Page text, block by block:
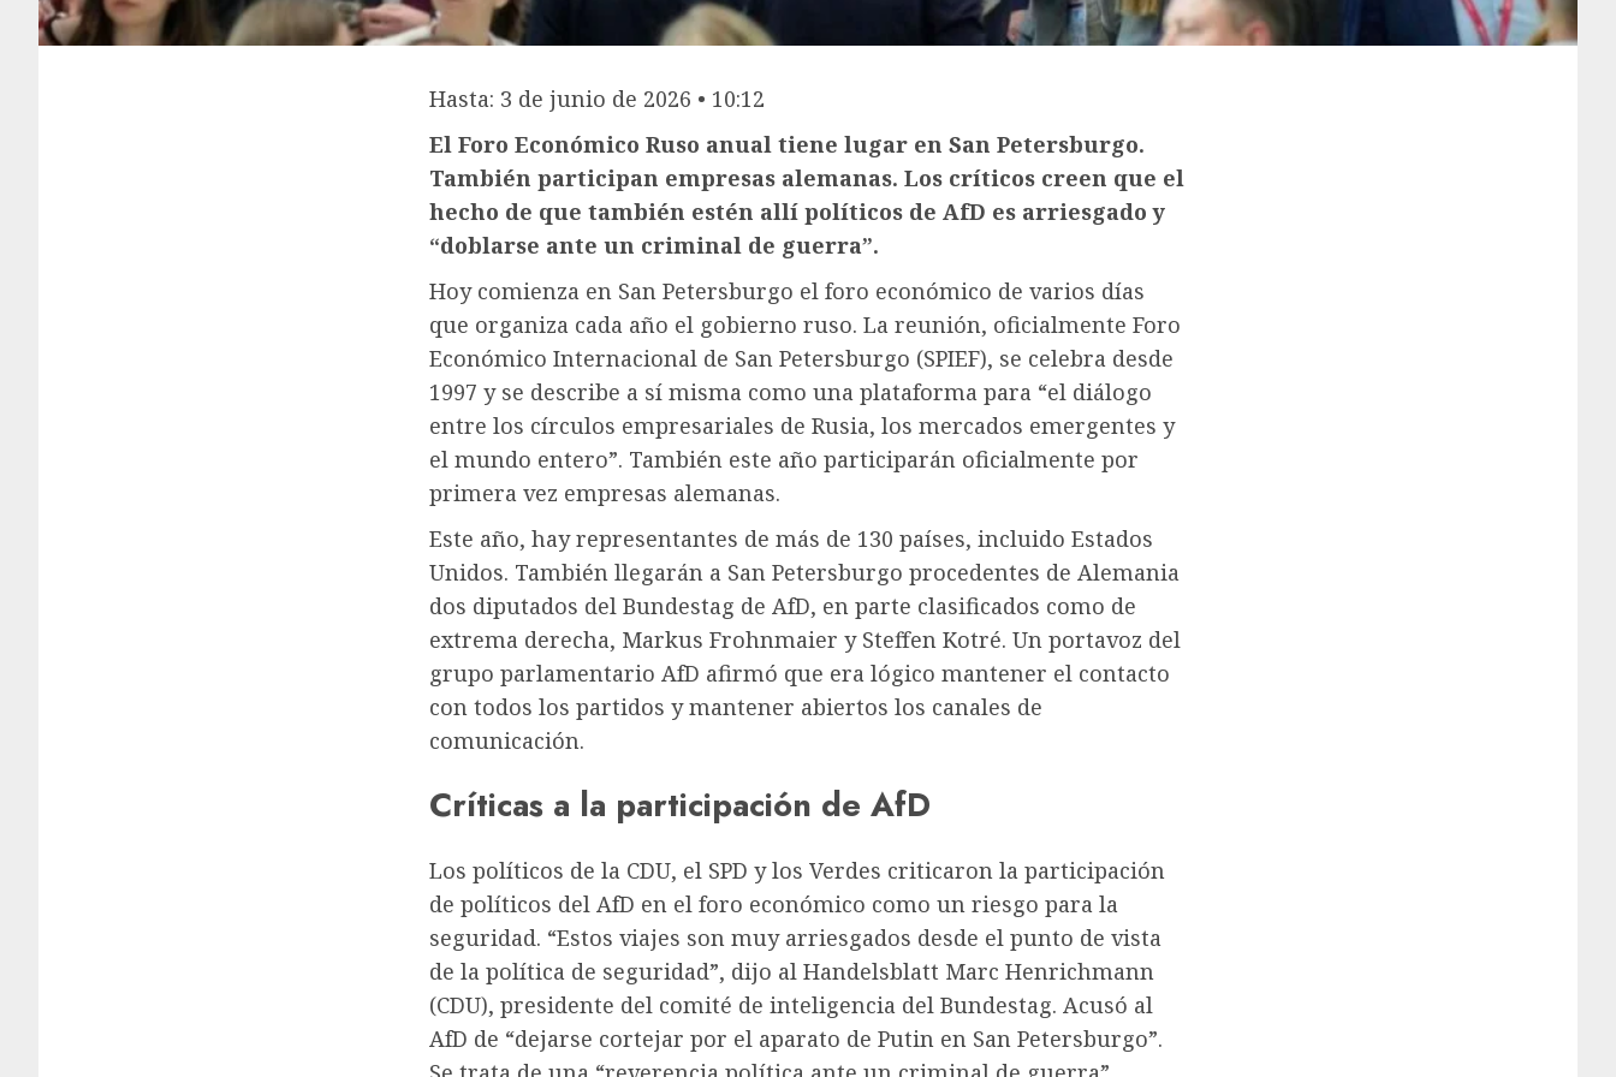
Hasta: 3 de junio de 2026 • 10:12
El Foro Económico Ruso anual tiene lugar en San Petersburgo.
También participan empresas alemanas. Los críticos creen que el
hecho de que también estén allí políticos de AfD es arriesgado y
“doblarse ante un criminal de guerra”.
Hoy comienza en San Petersburgo el foro económico de varios días
que organiza cada año el gobierno ruso. La reunión, oficialmente Foro
Económico Internacional de San Petersburgo (SPIEF), se celebra desde
1997 y se describe a sí misma como una plataforma para “el diálogo
entre los círculos empresariales de Rusia, los mercados emergentes y
el mundo entero”. También este año participarán oficialmente por
primera vez empresas alemanas.
Este año, hay representantes de más de 130 países, incluido Estados
Unidos. También llegarán a San Petersburgo procedentes de Alemania
dos diputados del Bundestag de AfD, en parte clasificados como de
extrema derecha, Markus Frohnmaier y Steffen Kotré. Un portavoz del
grupo parlamentario AfD afirmó que era lógico mantener el contacto
con todos los partidos y mantener abiertos los canales de
comunicación.
Críticas a la participación de AfD
Los políticos de la CDU, el SPD y los Verdes criticaron la participación
de políticos del AfD en el foro económico como un riesgo para la
seguridad. “Estos viajes son muy arriesgados desde el punto de vista
de la política de seguridad”, dijo al Handelsblatt Marc Henrichmann
(CDU), presidente del comité de inteligencia del Bundestag. Acusó al
AfD de “dejarse cortejar por el aparato de Putin en San Petersburgo”.